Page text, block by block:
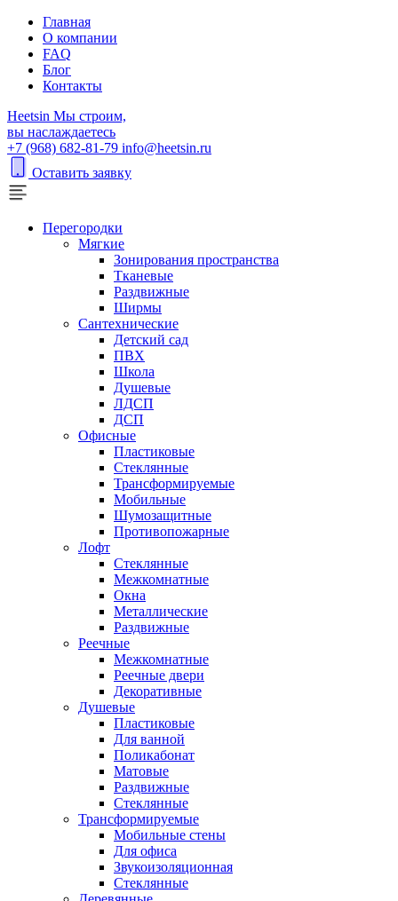
Главная
О компании
FAQ
Блог
Контакты
Heetsin Мы строим,
вы наслаждаетесь
+7 (968) 682-81-79 info@heetsin.ru
Оставить заявку
Перегородки
Мягкие
Зонирования пространства
Тканевые
Раздвижные
Ширмы
Сантехнические
Детский сад
ПВХ
Школа
Душевые
ЛДСП
ДСП
Офисные
Пластиковые
Стеклянные
Трансформируемые
Мобильные
Шумозащитные
Противопожарные
Лофт
Стеклянные
Межкомнатные
Окна
Металлические
Раздвижные
Реечные
Межкомнатные
Реечные двери
Декоративные
Душевые
Пластиковые
Для ванной
Поликабонат
Матовые
Раздвижные
Стеклянные
Трансформируемые
Мобильные стены
Для офиса
Звукоизоляционная
Стеклянные